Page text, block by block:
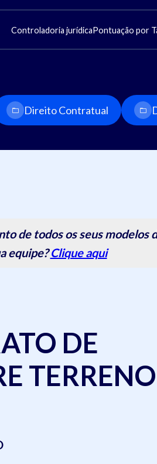
Controladoria jurídicaPontuação por
Direito Contratual
de todos os seus modelos
equipe?Clique aqui
DE
TERRENO